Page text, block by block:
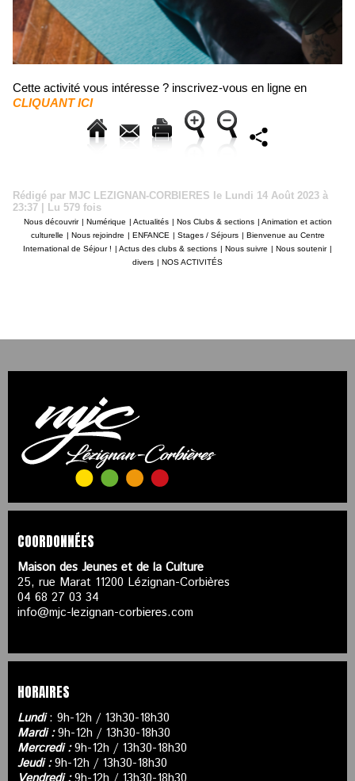
Cette activité vous intéresse ? inscrivez-vous en ligne en
CLIQUANT ICI
Rédigé par MJC LEZIGNAN-CORBIERES le Lundi 14 Août 2023 à
23:37 | Lu 579 fois
Nous découvrir Numérique Actualités Nos Clubs & sections
Animation et action
culturelle
Nous rejoindre ENFANCE Stages / Séjours
Bienvenue au Centre
International de Séjour !
Actus des clubs & sections Nous suivre Nous soutenir
divers
NOS ACTIVITÉS
COORDONNÉES
Maison des Jeunes et de la Culture
25, rue Marat 11200 Lézignan-Corbières
04 68 27 03 34
info@mjc-lezignan-corbieres.com
HORAIRES
Lundi: 9h-12h / 13h30-18h30
Mardi :9h-12h / 13h30-18h30
Mercredi :9h-12h / 13h30-18h30
Jeudi :9h-12h / 13h30-18h30